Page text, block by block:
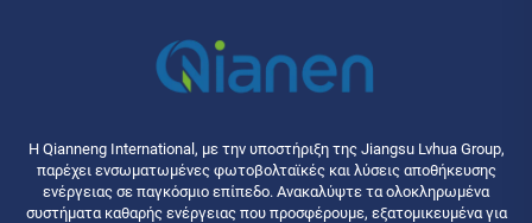
Η Qianneng International, με την υποστήριξη της Jiangsu Lvhua Group,
παρέχει ενσωματωμένες φωτοβολταϊκές και λύσεις αποθήκευσης
ενέργειας σε παγκόσμιο επίπεδο. Ανακαλύψτε τα ολοκληρωμένα
συστήματα καθαρής ενέργειας που προσφέρουμε, εξατομικευμένα για